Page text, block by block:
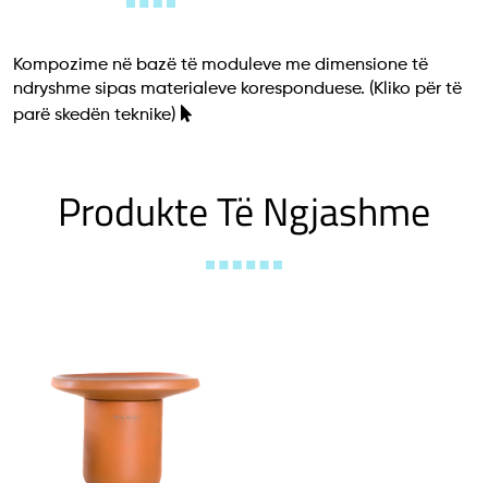
Kompozime në bazë të moduleve me dimensione të
ndryshme sipas materialeve koresponduese. (Kliko për të
parë skedën teknike)
Produkte Të Ngjashme